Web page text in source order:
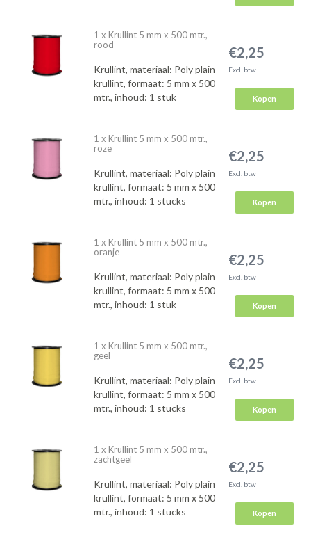
1 x Krullint 5 mm x 500 mtr.,
rood
Krullint, materiaal: Poly plain
krullint, formaat: 5 mm x 500
mtr., inhoud: 1 stuk
€2,25
Excl. btw
Kopen
1 x Krullint 5 mm x 500 mtr.,
roze
Krullint, materiaal: Poly plain
krullint, formaat: 5 mm x 500
mtr., inhoud: 1 stucks
€2,25
Excl. btw
Kopen
1 x Krullint 5 mm x 500 mtr.,
oranje
Krullint, materiaal: Poly plain
krullint, formaat: 5 mm x 500
mtr., inhoud: 1 stuk
€2,25
Excl. btw
Kopen
1 x Krullint 5 mm x 500 mtr.,
geel
Krullint, materiaal: Poly plain
krullint, formaat: 5 mm x 500
mtr., inhoud: 1 stucks
€2,25
Excl. btw
Kopen
1 x Krullint 5 mm x 500 mtr.,
zachtgeel
Krullint, materiaal: Poly plain
krullint, formaat: 5 mm x 500
mtr., inhoud: 1 stucks
€2,25
Excl. btw
Kopen